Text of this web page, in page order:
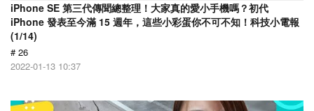
iPhone SE 第三代傳聞總整理！大家真的愛小手機嗎？初代
iPhone 發表至今滿 15 週年，這些小彩蛋你不可不知！科技小電報
(1/14)
# 26
2022-01-13 10:37